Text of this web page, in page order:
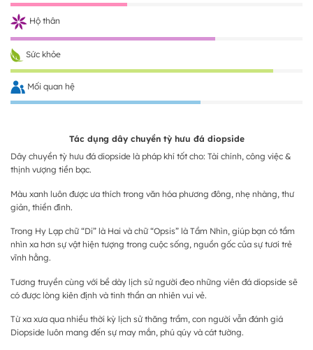
Hộ thân
Sức khỏe
Mối quan hệ
Tác dụng dây chuyền tỳ hưu đá diopside
Dây chuyền tỳ hưu đá diopside là pháp khí tốt cho: Tài chính, công việc &
thịnh vượng tiền bạc.
Màu xanh luôn được ưa thích trong văn hóa phương đông, nhẹ nhàng, thư
giản, thiền đình.
Trong Hy Lạp chữ “Di” là Hai và chữ “Opsis” là Tầm Nhìn, giúp bạn có tầm
nhìn xa hơn sự vật hiện tượng trong cuộc sống, nguồn gốc của sự tươi trẻ
vĩnh hằng.
Tương truyền cùng với bề dày lịch sử người đeo những viên đá diopside sẽ
có được lòng kiên định và tinh thần an nhiên vui vẻ.
Từ xa xưa qua nhiều thời kỳ lịch sử thăng trầm, con người vẫn đánh giá
Diopside luôn mang đến sự may mắn, phú qúy và cát tường.